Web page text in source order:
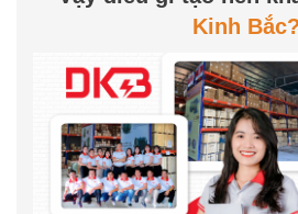
Kinh Bắc?